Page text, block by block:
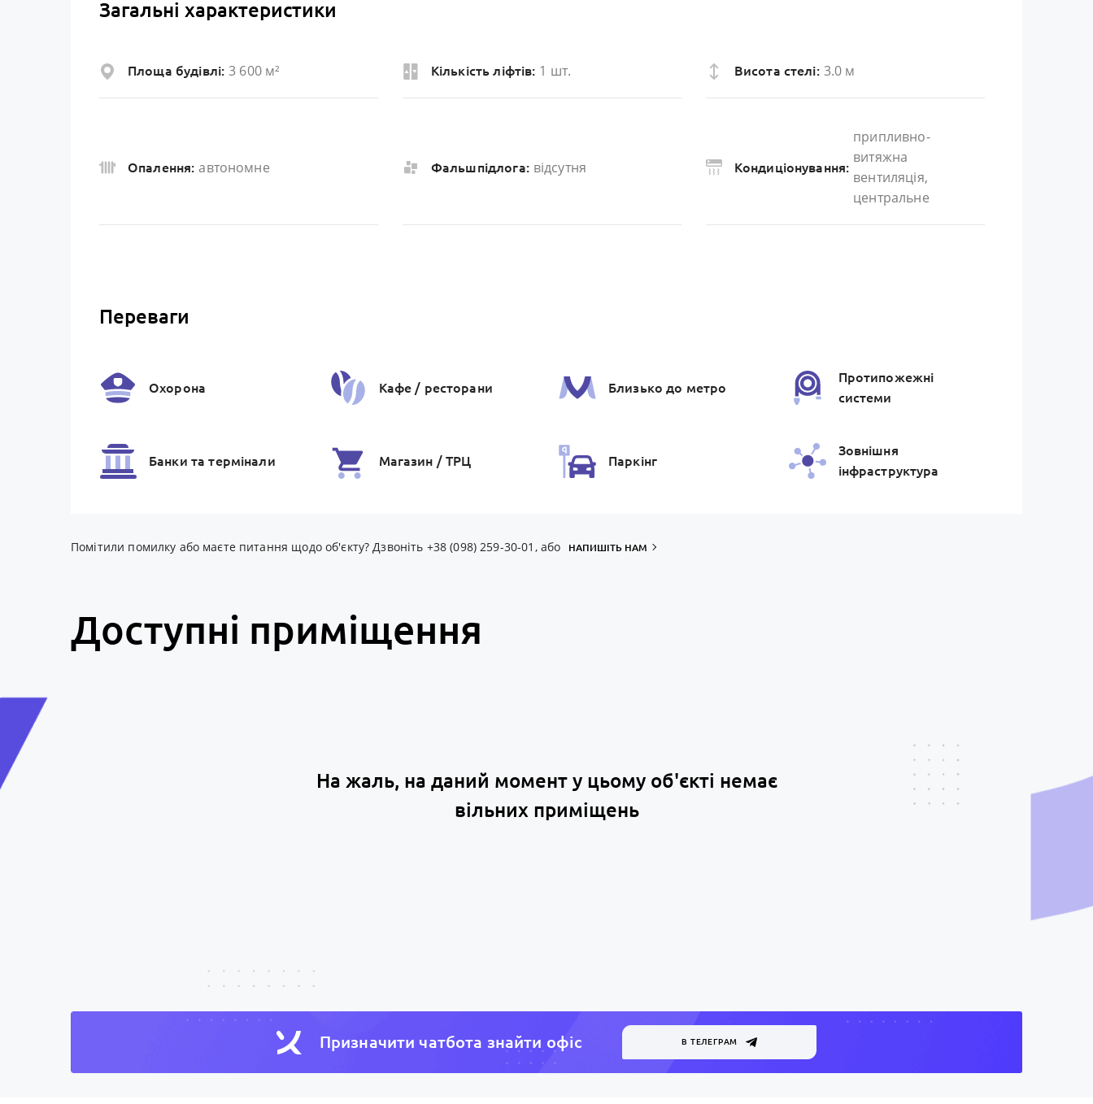
Загальні характеристики
Площа будівлі: 3 600 м² Кількість ліфтів: 1 шт. Висота стелі: 3.0 м
Опалення: автономне Фальшпідлога: відсутня Кондиціонування:
припливно-
витяжна
вентиляція,
центральне
Переваги
Охорона Кафе / ресторани Близько до метро
Протипожежнi
системи
Банки та термiнали Магазин / ТРЦ Паркiнг
Зовнiшня
iнфраструктура
Помітили помилку або маєте питання щодо об'єкту? Дзвоніть +38 (098) 259-30-01, або НАПИШІТЬ НАМ
Доступні приміщення
На жаль, на даний момент у цьому об'єкті немає
вільних приміщень
Призначити чатбота знайти офiс В ТЕЛЕГРАМ